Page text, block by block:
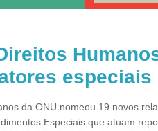
especiais
da ONU nomeou 19 novos
Especiais que atuam